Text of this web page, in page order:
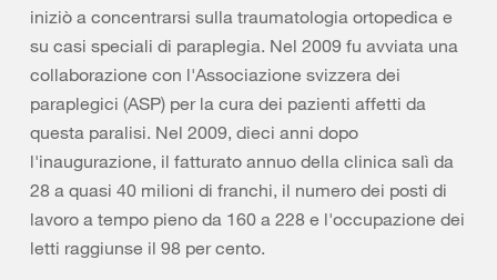
iniziò a concentrarsi sulla traumatologia ortopedica e
su casi speciali di paraplegia. Nel 2009 fu avviata una
collaborazione con l'Associazione svizzera dei
paraplegici (ASP) per la cura dei pazienti affetti da
questa paralisi. Nel 2009, dieci anni dopo
l'inaugurazione, il fatturato annuo della clinica salì da
28 a quasi 40 milioni di franchi, il numero dei posti di
lavoro a tempo pieno da 160 a 228 e l'occupazione dei
letti raggiunse il 98 per cento.